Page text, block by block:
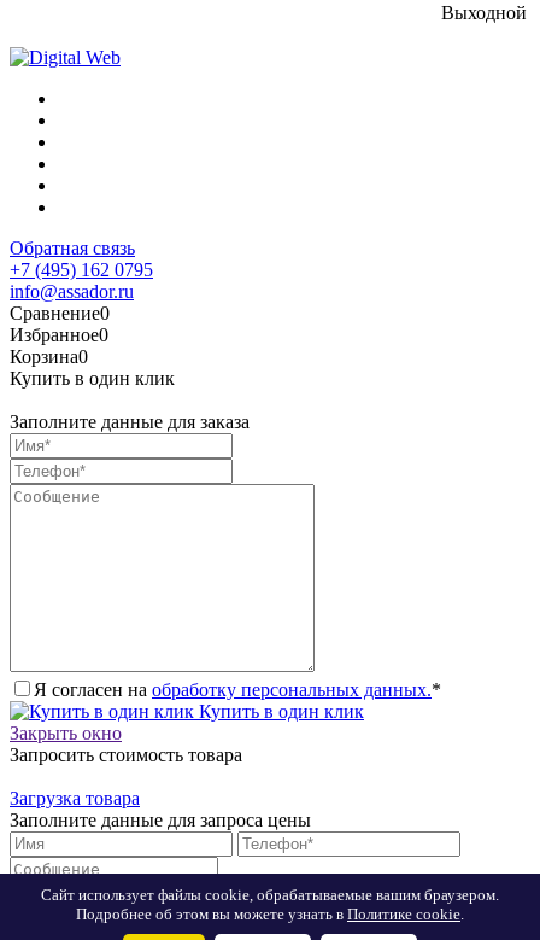
Выходной
Обратная связь
+7 (495) 162 0795
info@assador.ru
Сравнение0
Избранное0
Корзина0
Купить в один клик
Заполните данные для заказа
Я согласен на обработку персональных данных.*
Купить в один клик
Закрыть окно
Запросить стоимость товара
Загрузка товара
Заполните данные для запроса цены
Я согласен наобработку персональных данных.*
Сайт использует файлы cookie, обрабатываемые вашим браузером.
Подробнее об этом вы можете узнать в Политике cookie.